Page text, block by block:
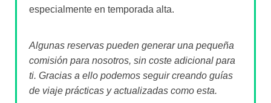
especialmente en temporada alta.
Algunas reservas pueden generar una pequeña
comisión para nosotros, sin coste adicional para
ti. Gracias a ello podemos seguir creando guías
de viaje prácticas y actualizadas como esta.